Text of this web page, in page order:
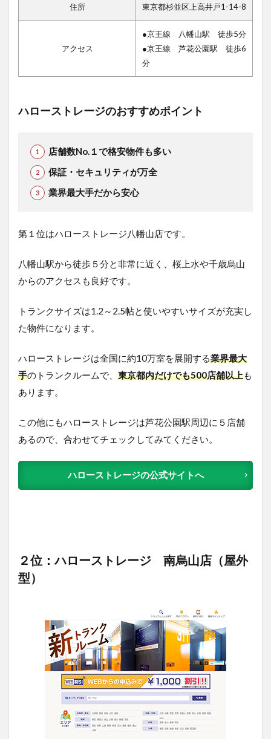
住所 東京都杉並区上高井戸1-14-8
アクセス
●京王線 八幡山駅 徒歩5分
●京王線 芦花公園駅 徒歩6
分
ハローストレージのおすすめポイント
店舗数No.１で格安物件も多い
保証・セキュリティが万全
業界最大手だから安心
第１位はハローストレージ八幡山店です。
八幡山駅から徒歩５分と非常に近く、桜上水や千歳烏山
からのアクセスも良好です。
トランクサイズは1.2～2.5帖と使いやすいサイズが充実し
た物件になります。
ハローストレージは全国に約10万室を展開する業界最大
手のトランクルームで、 東京都内だけでも500店舗以上も
あります。
この他にもハローストレージは芦花公園駅周辺に５店舗
あるので、合わせてチェックしてみてください。
ハローストレージの公式サイトへ
２位：ハローストレージ 南烏山店（屋外
型）